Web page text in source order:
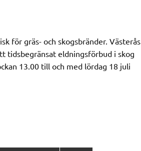
för gräs- och skogsbränder. Västerås
tidsbegränsat eldningsförbud i skog
13.00 till och med lördag 18 juli